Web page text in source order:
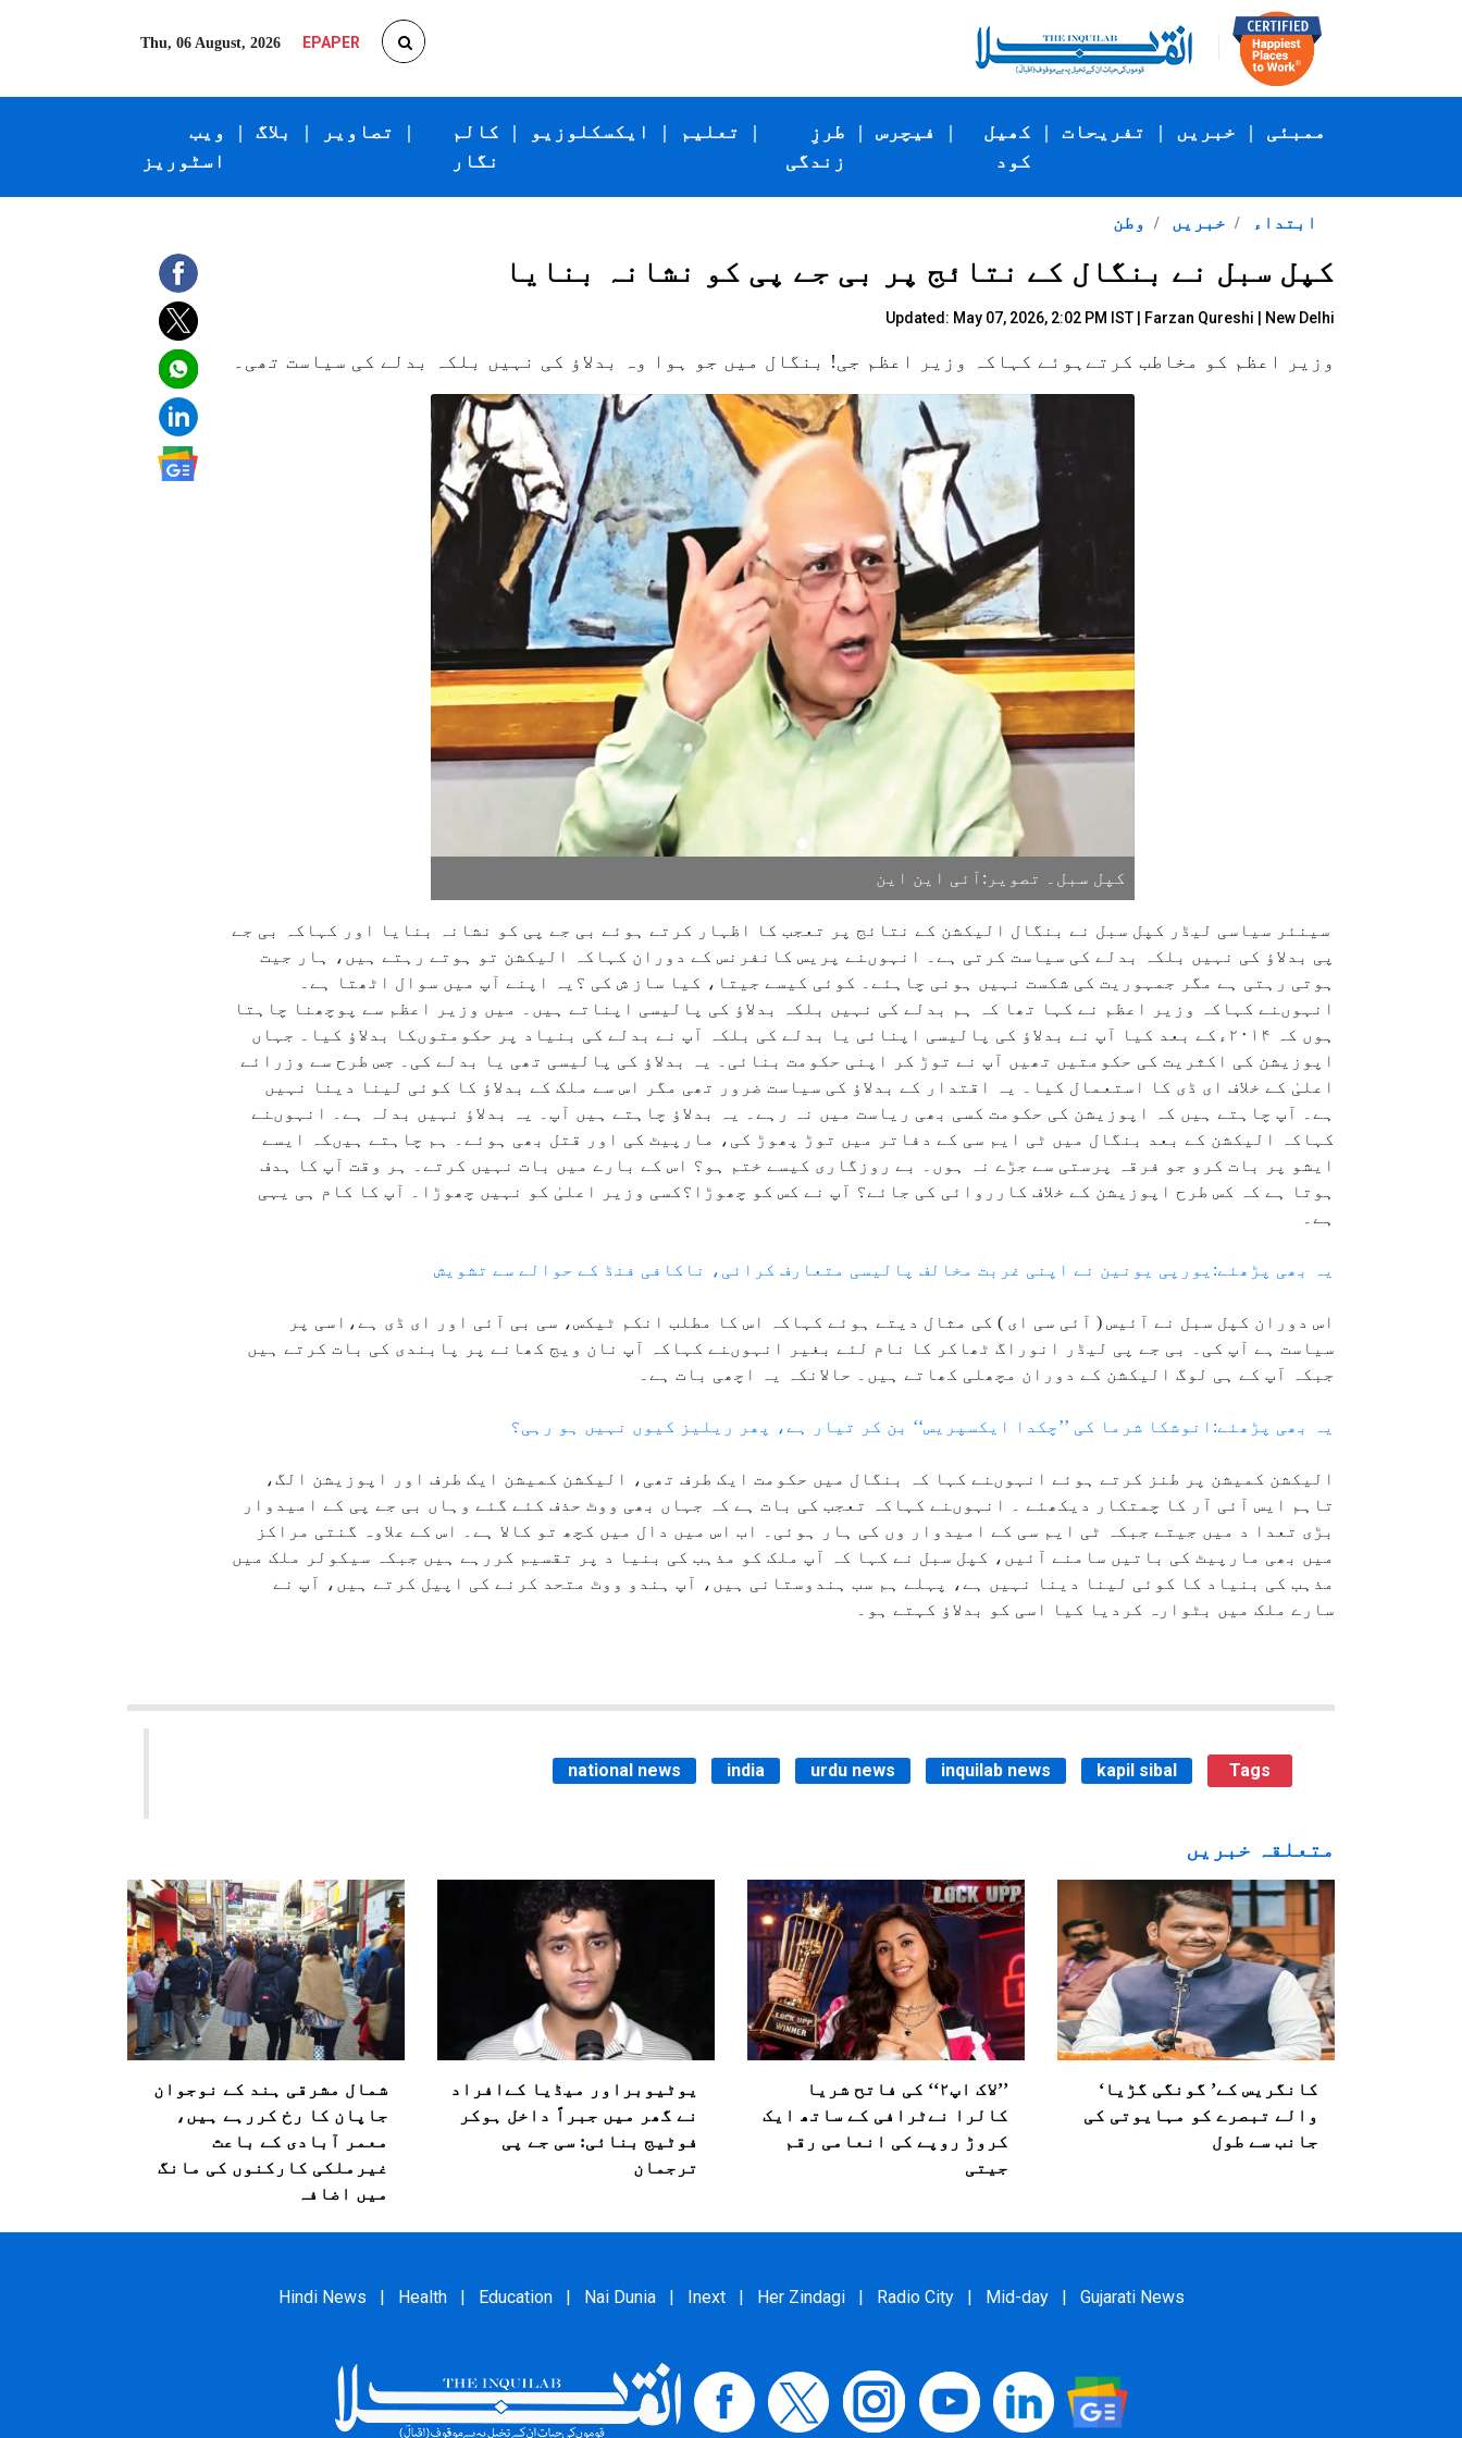
Thu, 06 August, 2026 EPAPER
ویب
اسٹوریز
| بلاگ | تصاویر |
کالم
نگار
| ایکسکلوزیو | تعلیم |
طرزِ
زندگی
| فیچرس |
کھیل
کود
| تفریحات | خبریں | ممبئی
وطن خبریں ابتداء
کپل سبل نے بنگال کے نتائج پر بی جے پی کو نشانہ بنایا
Updated: May 07, 2026, 2:02 PM IST | Farzan Qureshi | New Delhi
وزیر اعظم کو مخاطب کرتےہوئے کہاکہ وزیر اعظم جی! بنگال میں جو ہوا وہ بدلاؤ کی نہیں بلکہ بدلے کی سیاست تھی۔
کپل سبل۔ تصویر:آئی این این
سینئر سیاسی لیڈر کپل سبل نے بنگال الیکشن کے نتائج پر تعجب کا اظہار کرتے ہوئے بی جے پی کو نشانہ بنایا اور کہاکہ بی جے
پی بدلاؤ کی نہیں بلکہ بدلے کی سیاست کرتی ہے۔ انہوںنے پریس کانفرنس کے دوران کہاکہ الیکشن تو ہوتے رہتے ہیں، ہار جیت
ہوتی رہتی ہے مگر جمہوریت کی شکست نہیں ہونی چاہئے۔ کوئی کیسے جیتا، کیا ساز ش کی ؟یہ اپنے آپ میں سوال اٹھتا ہے۔
انہوںنے کہاکہ وزیر اعظم نے کہا تھا کہ ہم بدلے کی نہیں بلکہ بدلاؤ کی پالیسی اپناتے ہیں۔ میں وزیر اعظم سے پوچھنا چاہتا
ہوں کہ ۲۰۱۴ءکے بعد کیا آپ نے بدلاؤ کی پالیسی اپنائی یا بدلے کی بلکہ آپ نے بدلے کی بنیاد پر حکومتوںکا بدلاؤ کیا۔ جہاں
اپوزیشن کی اکثریت کی حکومتیں تھیں آپ نے توڑ کر اپنی حکومت بنائی۔ یہ بدلاؤ کی پالیسی تھی یا بدلے کی۔ جس طرح سے وزرائے
اعلیٰ کے خلاف ای ڈی کا استعمال کیا۔ یہ اقتدار کے بدلاؤ کی سیاست ضرور تھی مگر اس سے ملک کے بدلاؤ کا کوئی لینا دینا نہیں
ہے۔ آپ چاہتے ہیں کہ اپوزیشن کی حکومت کسی بھی ریاست میں نہ رہے۔ یہ بدلاؤ چاہتے ہیں آپ۔ یہ بدلاؤ نہیں بدلہ ہے۔ انہوںنے
کہاکہ الیکشن کے بعد بنگال میں ٹی ایم سی کے دفاتر میں توڑ پھوڑ کی، مارپیٹ کی اور قتل بھی ہوئے۔ ہم چاہتے ہیںکہ ایسے
ایشو پر بات کرو جو فرقہ پرستی سے جڑے نہ ہوں۔ بے روزگاری کیسے ختم ہو؟ اس کے بارے میں بات نہیں کرتے۔ ہر وقت آپ کا ہدف
ہوتا ہے کہ کس طرح اپوزیشن کے خلاف کارروائی کی جائے؟ آپ نے کس کو چھوڑا؟کسی وزیر اعلیٰ کو نہیں چھوڑا۔ آپ کا کام ہی یہی
ہے۔
یہ بھی پڑھئے:یورپی یونین نے اپنی غربت مخالف پالیسی متعارف کرائی، ناکافی فنڈ کے حوالے سے تشویش
اس دوران کپل سبل نے آئیس ( آئی سی ای ) کی مثال دیتے ہوئے کہاکہ اس کا مطلب انکم ٹیکس، سی بی آئی اور ای ڈی ہے،اسی پر
سیاست ہے آپ کی۔ بی جے پی لیڈر انوراگ ٹھاکر کا نام لئے بغیر انہوںنے کہاکہ آپ نان ویج کھانے پر پابندی کی بات کرتے ہیں
جبکہ آپ کے ہی لوگ الیکشن کے دوران مچھلی کھاتے ہیں۔ حالانکہ یہ اچھی بات ہے۔
یہ بھی پڑھئے:انوشکا شرما کی ’’چکدا ایکسپریس‘‘ بن کر تیار ہے، پھر ریلیز کیوں نہیں ہو رہی؟
الیکشن کمیشن پر طنز کرتے ہوئے انہوںنے کہا کہ بنگال میں حکومت ایک طرف تھی، الیکشن کمیشن ایک طرف اور اپوزیشن الگ،
تاہم ایس آئی آر کا چمتکار دیکھئے ۔ انہوںنے کہاکہ تعجب کی بات ہے کہ جہاں بھی ووٹ حذف کئے گئے وہاں بی جے پی کے امیدوار
بڑی تعدا د میں جیتے جبکہ ٹی ایم سی کے امیدوار وں کی ہار ہوئی۔ اب اس میں دال میں کچھ تو کالا ہے۔ اس کے علاوہ گنتی مراکز
میں بھی مارپیٹ کی باتیں سامنے آئیں، کپل سبل نے کہا کہ آپ ملک کو مذہب کی بنیا د پر تقسیم کررہے ہیں جبکہ سیکولر ملک میں
مذہب کی بنیاد کا کوئی لینا دینا نہیں ہے، پہلے ہم سب ہندوستانی ہیں، آپ ہندو ووٹ متحد کرنے کی اپیل کرتے ہیں، آپ نے
سارے ملک میں بٹوارہ کردیا کیا اسی کو بدلاؤ کہتے ہو۔
national news india urdu news inquilab news kapil sibal Tags
متعلقہ خبریں
کانگریس کے’ گونگی گڑیا‘
والے تبصرے کو مہایوتی کی
جانب سے طول
’’لاک اپ۲‘‘ کی فاتح شریا
کالرا نےٹرافی کے ساتھ ایک
کروڑ روپے کی انعامی رقم
جیتی
یوٹیوبراور میڈیا کےافراد
نے گھر میں جبراً داخل ہوکر
فوٹیج بنائی: سی جے پی
ترجمان
شمال مشرقی ہند کے نوجوان
جاپان کا رخ کررہے ہیں،
معمر آبادی کے باعث
غیرملکی کارکنوں کی مانگ
میں اضافہ
Hindi News | Health | Education | Nai Dunia | Inext | Her Zindagi | Radio City | Mid-day | Gujarati News